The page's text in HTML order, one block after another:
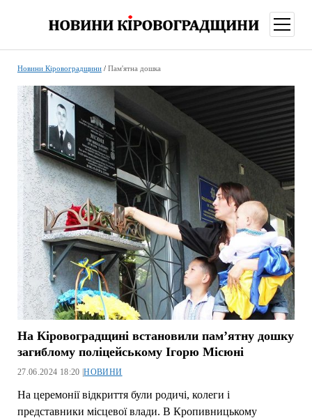
меню
Новини Кіровоградщини/ Пам'ятна дошка
На Кіровоградщині встановили пам’ятну дошку
загиблому поліцейському Ігорю Місюні
27.06.2024 18:20 |НОВИНИ
На церемонії відкриття були родичі, колеги і
представники місцевої влади. В Кропивницькому